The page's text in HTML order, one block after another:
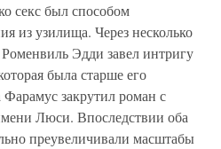
секс был способом
из узилища. Через несколько
Эдди завел интригу
была старше его
Фарамус закрутил роман с
Люси. Впоследствии оба
преувеличивали масштабы